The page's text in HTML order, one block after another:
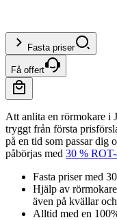
Fasta priser
Få offert
Att anlita en rörmokare i
tryggt från första
på en tid som passar dig
påbörjas med 30 %
Fasta priser med
Hjälp av
även på kvällar
Alltid med en